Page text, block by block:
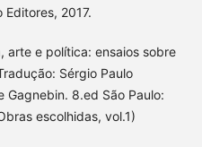
Editores, 2017.
arte e política: ensaios sobre
Sérgio Paulo
Gagnebin. 8.ed São Paulo:
escolhidas, vol.1)